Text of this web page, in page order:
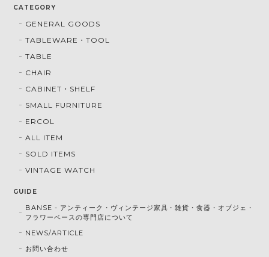
CATEGORY
GENERAL GOODS
TABLEWARE・TOOL
TABLE
CHAIR
CABINET・SHELF
SMALL FURNITURE
ERCOL
ALL ITEM
SOLD ITEMS
VINTAGE WATCH
GUIDE
BANSE - アンティーク・ヴィンテージ家具・雑貨・食器・オブジェ・
フラワーベースの専門店について
NEWS/ARTICLE
お問い合わせ